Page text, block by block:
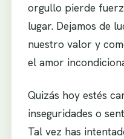
orgullo pierde
lugar. Dejamos de
nuestro valor y
el amor
Quizás hoy estés
inseguridades o
Tal vez has